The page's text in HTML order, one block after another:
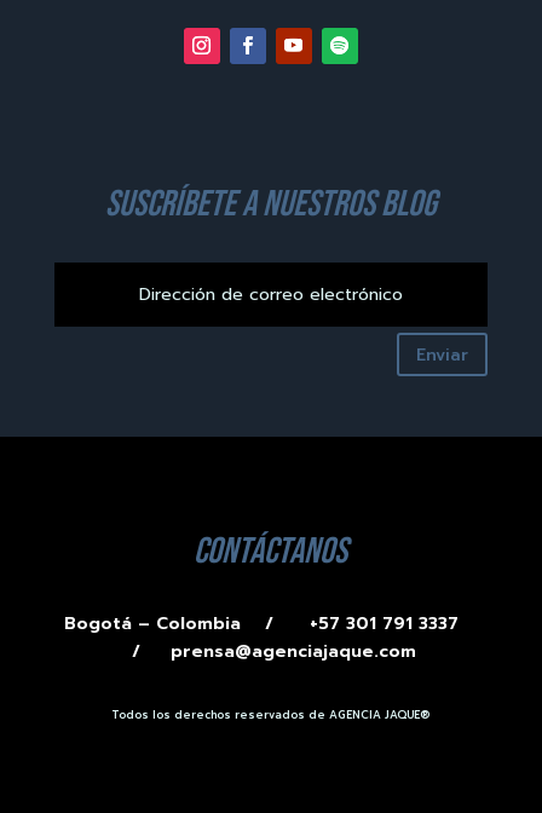
suscríbete a nuestros blog
Enviar
contáctanos
Bogotá – Colombia /
+57 301 791 3337
/ prensa@agenciajaque.com
Todos los derechos reservados de AGENCIA JAQUE®